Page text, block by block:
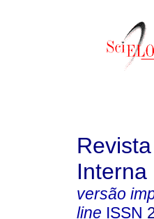
Interna
versão
line ISSN